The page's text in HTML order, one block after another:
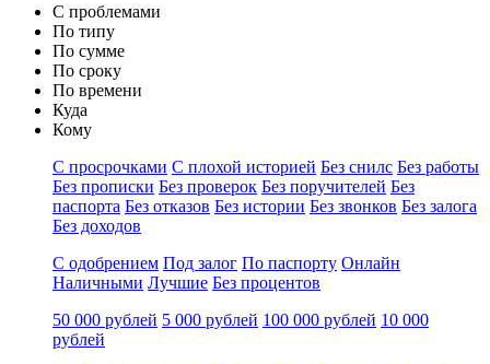
С проблемами
По типу
По сумме
По сроку
По времени
Куда
Кому
С просрочками С плохой историей Без снилс Без работы
Без прописки Без проверок Без поручителей Без
паспорта Без отказов Без истории Без звонков Без залога
Без доходов
С одобрением Под залог По паспорту Онлайн
Наличными Лучшие Без процентов
50 000 рублей 5 000 рублей 100 000 рублей 10 000
рублей